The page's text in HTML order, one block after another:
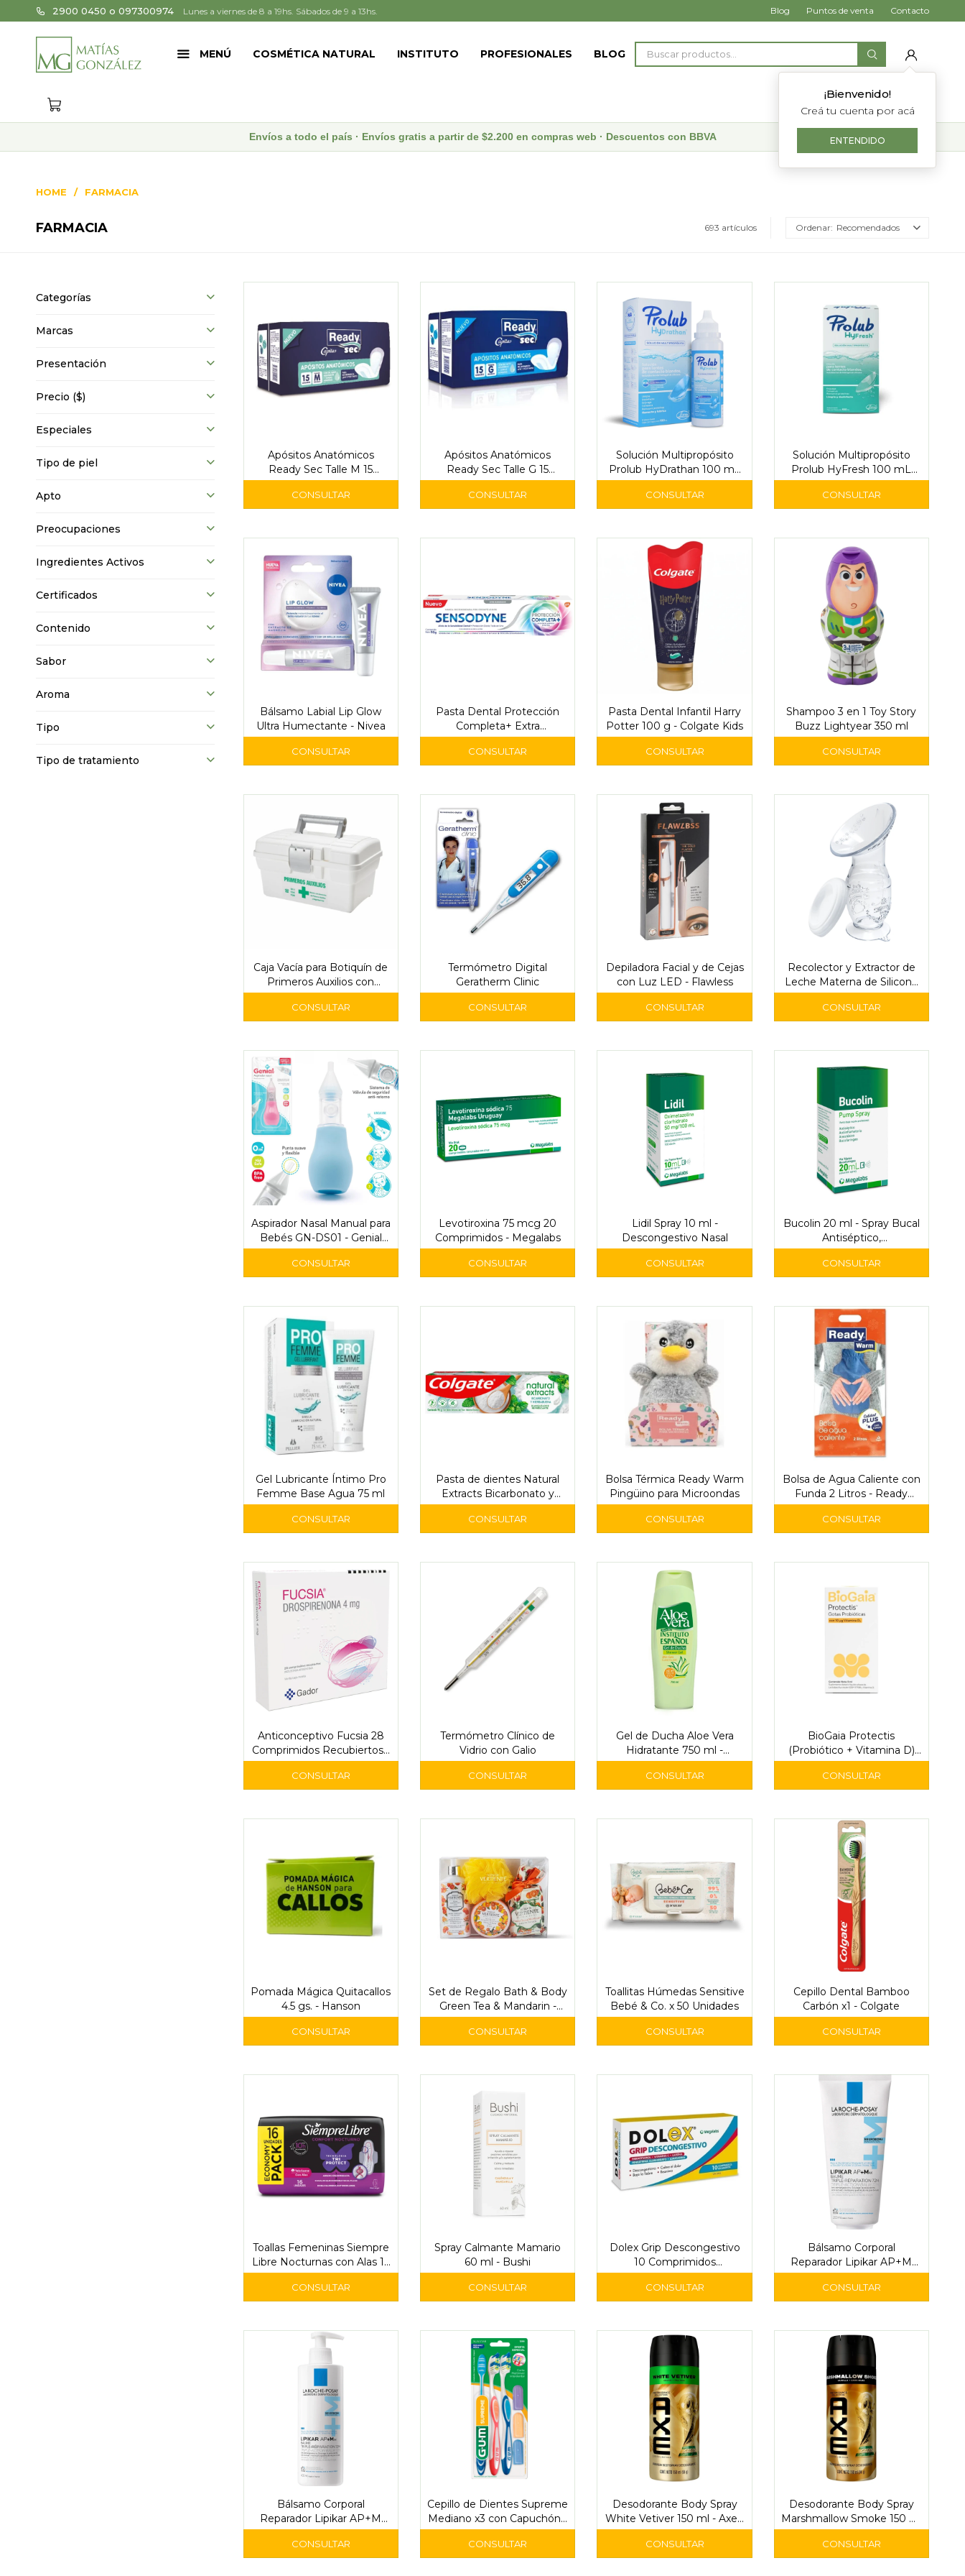
MENÚ COSMÉTICA NATURAL INSTITUTO PROFESIONALES BLOG
¡Bienvenido!
Creá tu cuenta por acá
ENTENDIDO
2900 0450 o 097300974 Lunes a viernes de 8 a 19hs. Sábados de 9 a 13hs. Blog Puntos de venta Contacto
Envíos a todo el país · Envíos gratis a partir de $2.200 en compras web · Descuentos con BBVA
HOME FARMACIA
FARMACIA 693 artículos Recomendados
Apósitos Anatómicos
Ready Sec Talle M 15
Unidades
Apósitos Anatómicos
Ready Sec Talle G 15
Unidades
Solución Multipropósito
Prolub HyDrathan 100 mL
para Lentes de Contacto
Solución Multipropósito
Prolub HyFresh 100 mL
para Lentes de Contacto
Bálsamo Labial Lip Glow
Ultra Humectante - Nivea
Pasta Dental Protección
Completa+ Extra
Blanqueador 90 g -
Sensodyne
Pasta Dental Infantil Harry
Potter 100 g - Colgate Kids
Shampoo 3 en 1 Toy Story
Buzz Lightyear 350 ml
Caja Vacía para Botiquín de
Primeros Auxilios con
Manija
Termómetro Digital
Geratherm Clinic
Depiladora Facial y de Cejas
con Luz LED - Flawless
Recolector y Extractor de
Leche Materna de Silicona
120 ml - Genial
Aspirador Nasal Manual para
Bebés GN-DS01 - Genial
Baby
Levotiroxina 75 mcg 20
Comprimidos - Megalabs
Lidil Spray 10 ml -
Descongestivo Nasal
Bucolin 20 ml - Spray Bucal
Antiséptico,
Antiinflamatorio y
Anestésico
Gel Lubricante Íntimo Pro
Femme Base Agua 75 ml
Pasta de dientes Natural
Extracts Bicarbonato y
Menta - Colgate
Bolsa Térmica Ready Warm
Pingüino para Microondas
Bolsa de Agua Caliente con
Funda 2 Litros - Ready
Warm
Anticonceptivo Fucsia 28
Comprimidos Recubiertos -
Gador
Termómetro Clínico de
Vidrio con Galio
Gel de Ducha Aloe Vera
Hidratante 750 ml -
Instituto Español
BioGaia Protectis
(Probiótico + Vitamina D)
Gotas 5 ml
Pomada Mágica Quitacallos
4.5 gs. - Hanson
Set de Regalo Bath & Body
Green Tea & Mandarin -
Acqua Di Vertiente
Toallitas Húmedas Sensitive
Bebé & Co. x 50 Unidades
Cepillo Dental Bamboo
Carbón x1 - Colgate
Toallas Femeninas Siempre
Libre Nocturnas con Alas 16
Unidades
Spray Calmante Mamario
60 ml - Bushi
Dolex Grip Descongestivo
10 Comprimidos
Recubiertos
Bálsamo Corporal
Reparador Lipikar AP+M
200 ml - La Roche-Posay
Bálsamo Corporal
Reparador Lipikar AP+M
400 ml - La Roche-Posay
Cepillo de Dientes Supreme
Mediano x3 con Capuchón -
GUM
Desodorante Body Spray
White Vetiver 150 ml - Axe -
Edición Limitada Mundial
Desodorante Body Spray
Marshmallow Smoke 150 ml
- Axe - Edición Limitada
Mundial
Categorías
Marcas
Presentación
Precio ($)
Especiales
Tipo de piel
Apto
Preocupaciones
Ingredientes Activos
Certificados
Contenido
Sabor
Aroma
Tipo
Tipo de tratamiento